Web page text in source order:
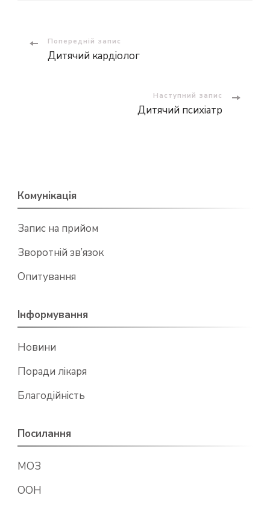
Навігація
Попередній запис
Дитячий кардіолог
Наступний запис
Дитячий психіатр
Комунікація
Запис на прийом
Зворотній зв’язок
Опитування
Інформування
Новини
Поради лікаря
Благодійність
Посилання
МОЗ
ООН